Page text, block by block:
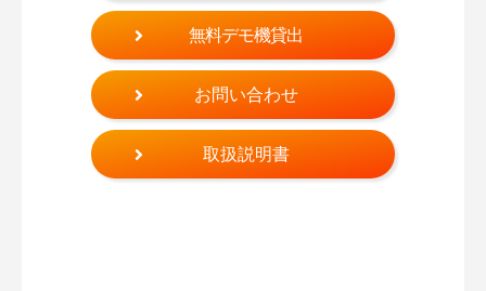
無料デモ機貸出
お問い合わせ
取扱説明書